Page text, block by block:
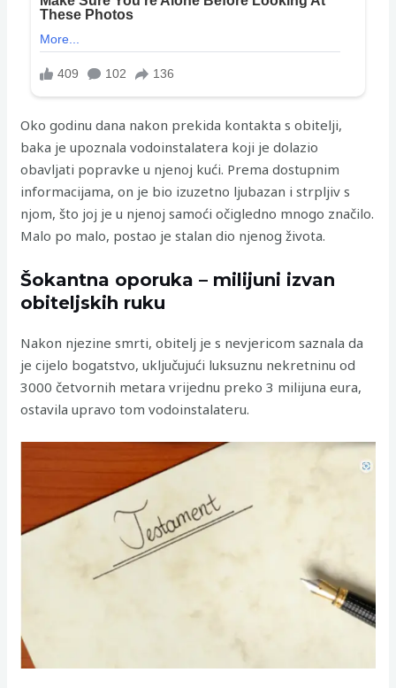
Oko godinu dana nakon prekida kontakta s obitelji,
baka je upoznala vodoinstalatera koji je dolazio
obavljati popravke u njenoj kući. Prema dostupnim
informacijama, on je bio izuzetno ljubazan i strpljiv s
njom, što joj je u njenoj samoći očigledno mnogo značilo.
Malo po malo, postao je stalan dio njenog života.
Šokantna oporuka – milijuni izvan
obiteljskih ruku
Nakon njezine smrti, obitelj je s nevjericom saznala da
je cijelo bogatstvo, uključujući luksuznu nekretninu od
3000 četvornih metara vrijednu preko 3 milijuna eura,
ostavila upravo tom vodoinstalateru.